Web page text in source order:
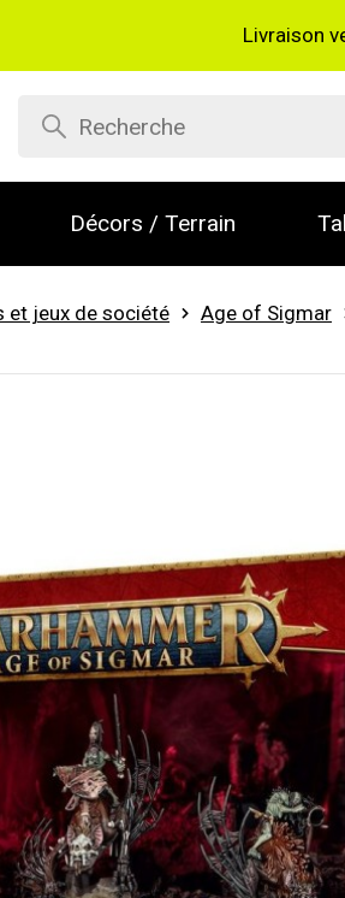
Livraison
Décors / Terrain
et jeux de société Age of Sigmar